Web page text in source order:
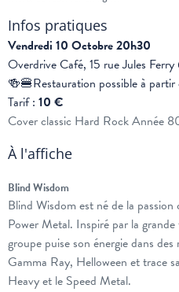
Infos pratiques
Vendredi 10 Octobre 20h30
Overdrive Café, 15 rue Jules
🍻🍔Restauration possible à
Tarif : 10 €
Cover classic Hard Rock Année
À l'affiche
Blind Wisdom
Blind Wisdom est né de la
Power Metal. Inspiré par la
groupe puise son énergie dans
Gamma Ray, Helloween et trace
Heavy et le Speed Metal.